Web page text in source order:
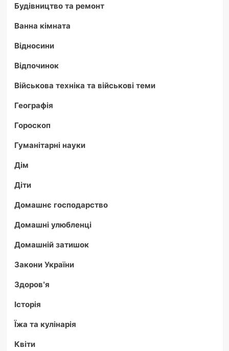
Будівництво та ремонт
Ванна кімната
Відносини
Відпочинок
Військова техніка та військові теми
Географія
Гороскоп
Гуманітарні науки
Дім
Діти
Домашнє господарство
Домашні улюбленці
Домашній затишок
Закони України
Здоров'я
Історія
Їжа та кулінарія
Квіти